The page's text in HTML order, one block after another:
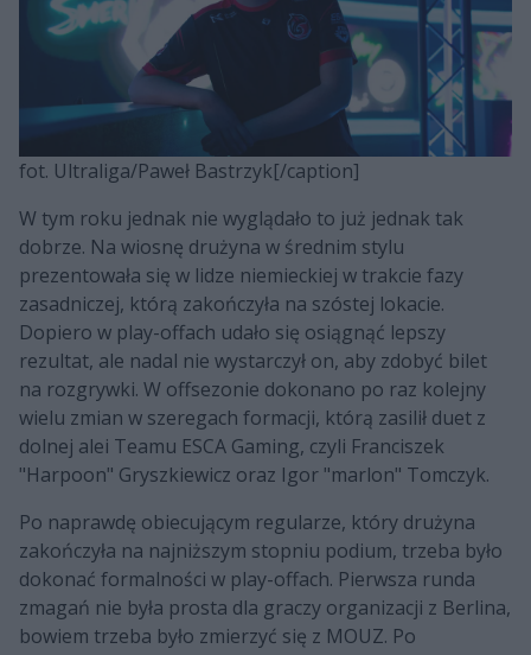
fot. Ultraliga/Paweł Bastrzyk[/caption]
W tym roku jednak nie wyglądało to już jednak tak
dobrze. Na wiosnę drużyna w średnim stylu
prezentowała się w lidze niemieckiej w trakcie fazy
zasadniczej, którą zakończyła na szóstej lokacie.
Dopiero w play-offach udało się osiągnąć lepszy
rezultat, ale nadal nie wystarczył on, aby zdobyć bilet
na rozgrywki. W offsezonie dokonano po raz kolejny
wielu zmian w szeregach formacji, którą zasilił duet z
dolnej alei Teamu ESCA Gaming, czyli Franciszek
"Harpoon" Gryszkiewicz oraz Igor "marlon" Tomczyk.
Po naprawdę obiecującym regularze, który drużyna
zakończyła na najniższym stopniu podium, trzeba było
dokonać formalności w play-offach. Pierwsza runda
zmagań nie była prosta dla graczy organizacji z Berlina,
bowiem trzeba było zmierzyć się z MOUZ. Po